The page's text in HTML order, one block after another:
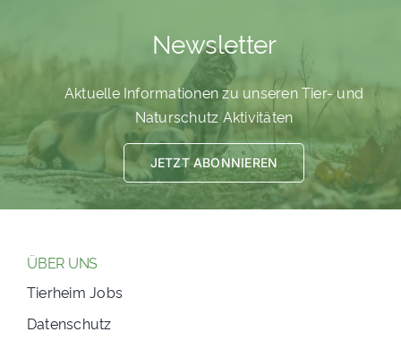
Newsletter
Aktuelle Informationen zu unseren Tier- und
Naturschutz Aktivitäten
JETZT ABONNIEREN
ÜBER UNS
Tierheim Jobs
Datenschutz